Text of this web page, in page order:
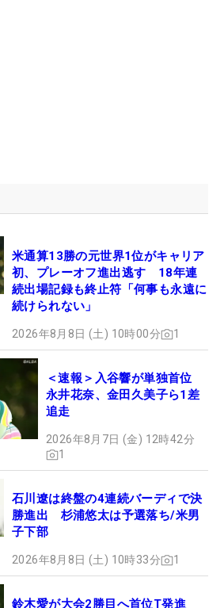
米通算13勝の元世界1位がキャリア
初、プレーオフ進出逃す 18年連
続出場記録も終止符「何事も永遠に
続けられない」
2026年8月8日 (土) 10時00分 1
＜速報＞入谷響が単独首位
永井花奈、金田久美子ら1差
追走
2026年8月7日 (金) 12時42分
1
石川遼は終盤の4連続バーディで決
勝進出 杉浦悠太は予選落ち/米男
子下部
2026年8月8日 (土) 10時33分 1
鈴木愛が大会2勝目へ首位T発進